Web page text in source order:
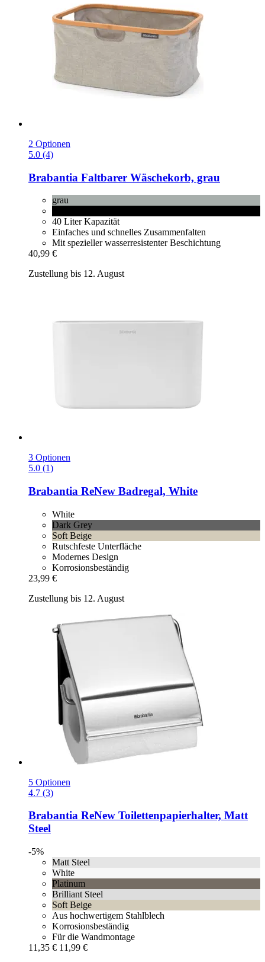
2 Optionen
5.0 (4)
Brabantia Faltbarer Wäschekorb, grau
grau
40 Liter Kapazität
Einfaches und schnelles Zusammenfalten
Mit spezieller wasserresistenter Beschichtung
40,99 €
Zustellung bis 12. August
3 Optionen
5.0 (1)
Brabantia ReNew Badregal, White
White
Dark Grey
Soft Beige
Rutschfeste Unterfläche
Modernes Design
Korrosionsbeständig
23,99 €
Zustellung bis 12. August
5 Optionen
4.7 (3)
Brabantia ReNew Toilettenpapierhalter, Matt
Steel
-5%
Matt Steel
White
Platinum
Brilliant Steel
Soft Beige
Aus hochwertigem Stahlblech
Korrosionsbeständig
Für die Wandmontage
11,35 € 11,99 €